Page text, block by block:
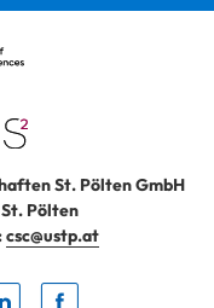
St. Pölten GmbH
St. Pölten
csc@ustp.at